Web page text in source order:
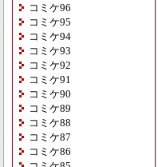
コミケ96
コミケ95
コミケ94
コミケ93
コミケ92
コミケ91
コミケ90
コミケ89
コミケ88
コミケ87
コミケ86